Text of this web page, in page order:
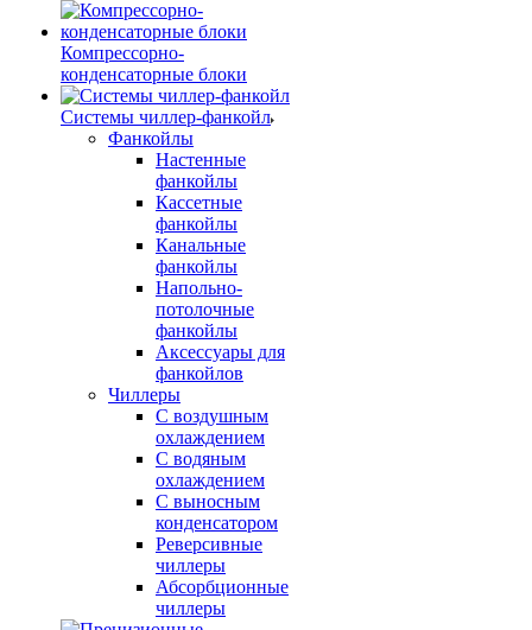
Компрессорно-
конденсаторные блоки
Системы чиллер-фанкойл
Фанкойлы
Настенные
фанкойлы
Кассетные
фанкойлы
Канальные
фанкойлы
Напольно-
потолочные
фанкойлы
Аксессуары для
фанкойлов
Чиллеры
С воздушным
охлаждением
С водяным
охлаждением
С выносным
конденсатором
Реверсивные
чиллеры
Абсорбционные
чиллеры